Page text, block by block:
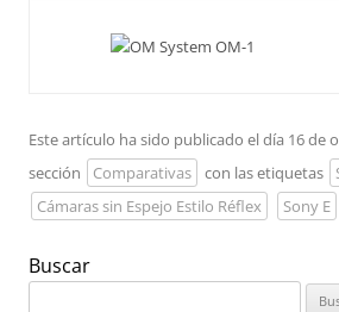
Este artículo ha sido publicado el día 16 de
sección
Comparativas con las etiquetas
Cámaras sin Espejo Estilo Réflex
Sony E
Buscar